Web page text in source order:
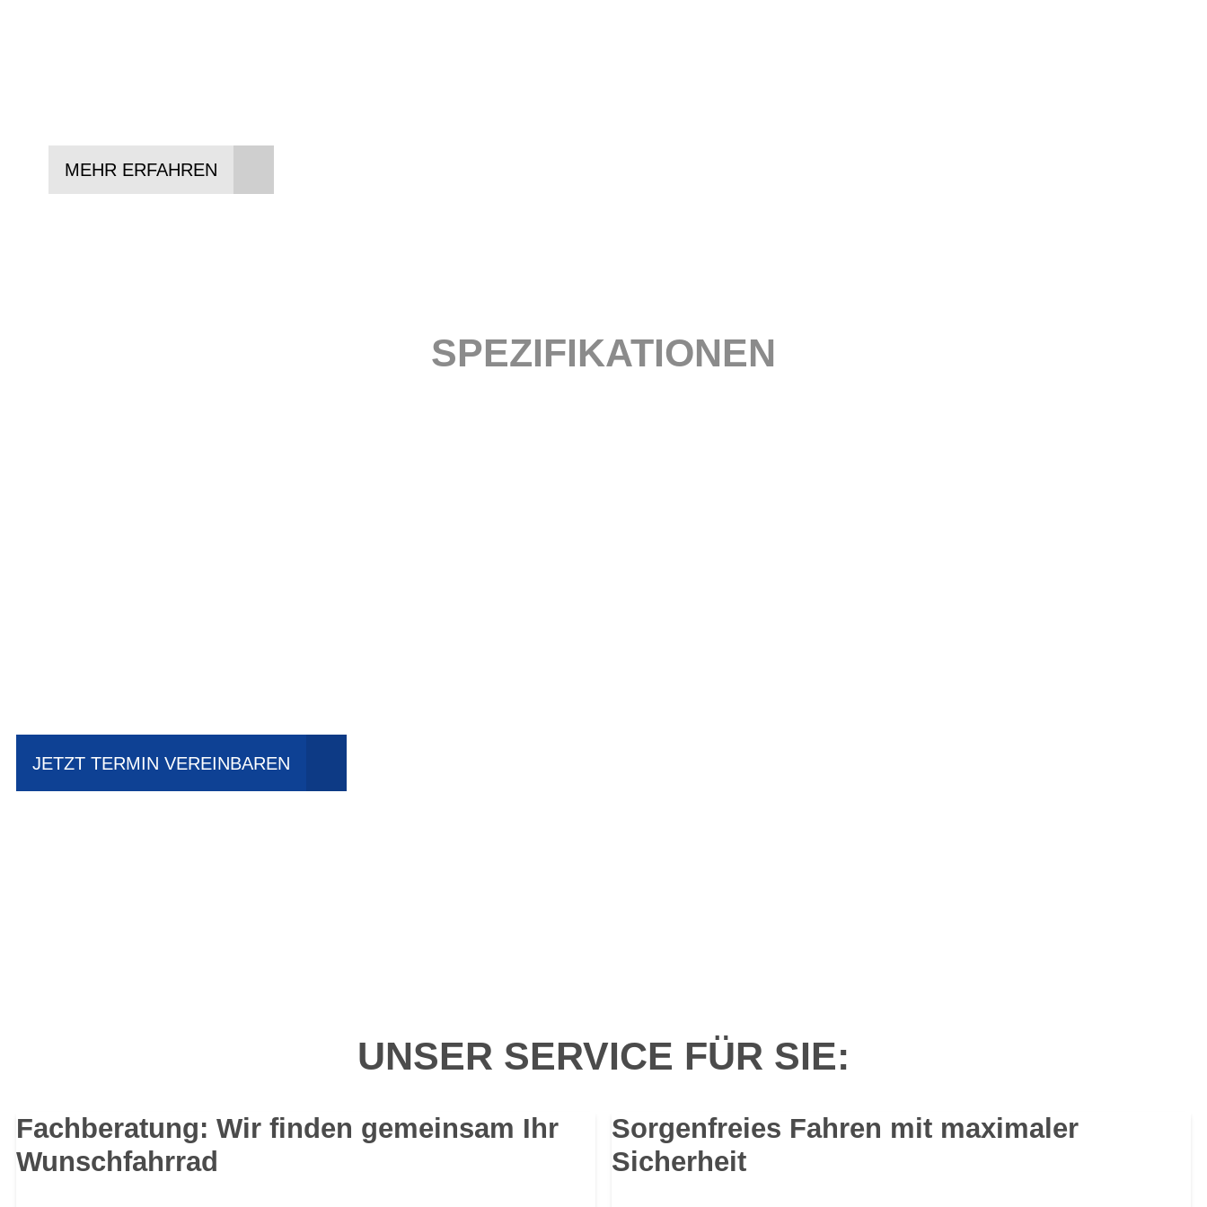
MEHR ERFAHREN
SPEZIFIKATIONEN
JETZT TERMIN VEREINBAREN
UNSER SERVICE FÜR SIE:
Fachberatung: Wir finden gemeinsam Ihr
Wunschfahrrad
Sorgenfreies Fahren mit maximaler
Sicherheit